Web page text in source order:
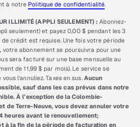
à notre Politique de confidentialité.
ILLIMITÉ (APPLI SEULEMENT) : Abonnez-
seulement) et payez 0,00 $ pendant les 3
crédit est requise. Une fois votre période
abonnement se poursuivra pour une
sera facturé sur une base mensuelle au
de 11,99 $ par mois). Le service se
l’annuliez. Taxes en sus.Aucun
sauf dans les cas prévus dans notre
À l’exception de la Colombie-
de Terre-Neuve, vous devez annuler votre
heures avant le renouvellement;
à la fin de la période de facturation en